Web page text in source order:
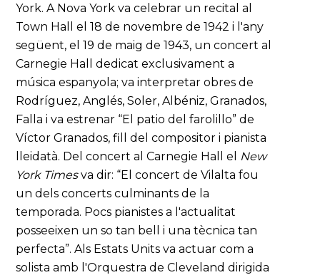
York. A Nova York va celebrar un recital al
Town Hall el 18 de novembre de 1942 i l'any
següent, el 19 de maig de 1943, un concert al
Carnegie Hall dedicat exclusivament a
música espanyola; va interpretar obres de
Rodríguez, Anglés, Soler, Albéniz, Granados,
Falla i va estrenar “El patio del farolillo” de
Víctor Granados, fill del compositor i pianista
lleidatà. Del concert al Carnegie Hall el New
York Timesva dir: “El concert de Vilalta fou
un dels concerts culminants de la
temporada. Pocs pianistes a l'actualitat
posseeixen un so tan bell i una tècnica tan
perfecta”. Als Estats Units va actuar com a
solista amb l'Orquestra de Cleveland dirigida